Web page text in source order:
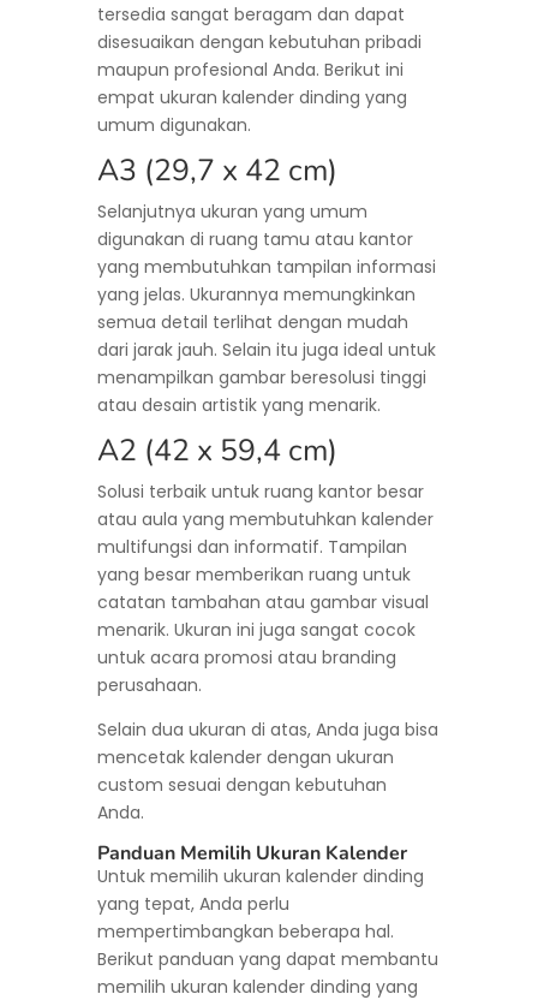
tersedia sangat beragam dan dapat
disesuaikan dengan kebutuhan pribadi
maupun profesional Anda. Berikut ini
empat ukuran kalender dinding yang
umum digunakan.
A3 (29,7 x 42 cm)
Selanjutnya ukuran yang umum
digunakan di ruang tamu atau kantor
yang membutuhkan tampilan informasi
yang jelas. Ukurannya memungkinkan
semua detail terlihat dengan mudah
dari jarak jauh. Selain itu juga ideal untuk
menampilkan gambar beresolusi tinggi
atau desain artistik yang menarik.
A2 (42 x 59,4 cm)
Solusi terbaik untuk ruang kantor besar
atau aula yang membutuhkan kalender
multifungsi dan informatif. Tampilan
yang besar memberikan ruang untuk
catatan tambahan atau gambar visual
menarik. Ukuran ini juga sangat cocok
untuk acara promosi atau branding
perusahaan.
Selain dua ukuran di atas, Anda juga bisa
mencetak kalender dengan ukuran
custom sesuai dengan kebutuhan
Anda.
Panduan Memilih Ukuran Kalender
Untuk memilih ukuran kalender dinding
yang tepat, Anda perlu
mempertimbangkan beberapa hal.
Berikut panduan yang dapat membantu
memilih ukuran kalender dinding yang